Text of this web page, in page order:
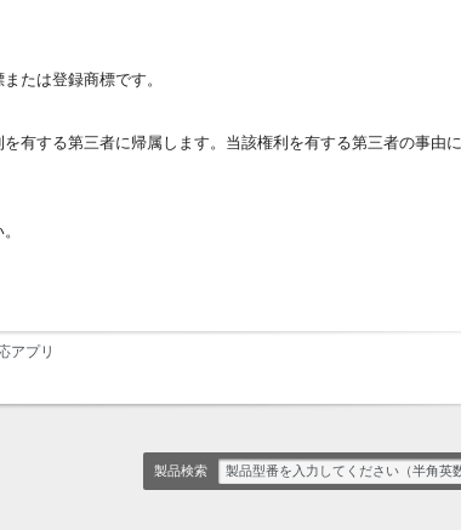
または登録商標です。
有する第三者に帰属します。当該権利を有する第三者の事由
アプリ
製品検索